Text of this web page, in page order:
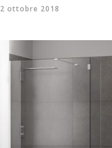
2 ottobre 2018